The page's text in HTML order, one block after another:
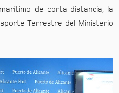
de corta distancia, la
Terrestre del Ministerio